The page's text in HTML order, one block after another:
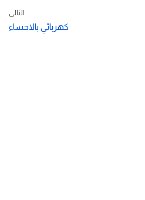
التالي
كهربائي بالاحساء